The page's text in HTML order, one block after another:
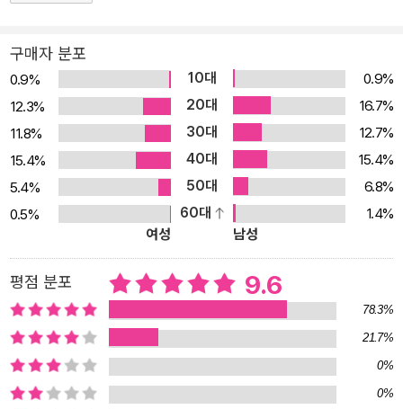
구매자 분포
0.9% 10대
0.9%
12.3%
20대
16.7%
11.8%
30대
12.7%
15.4%
40대
15.4%
5.4%
50대
6.8%
0.5%
60대
1.4%
여성
남성
평점 분포 9.6
78.3%
21.7%
0%
0%